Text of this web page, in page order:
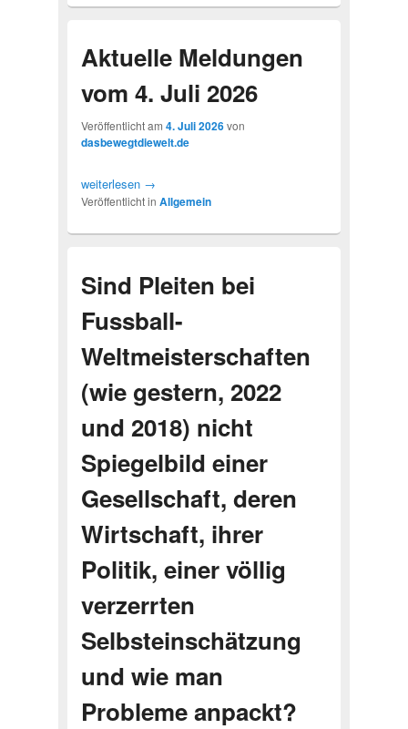
Aktuelle Meldungen
vom 4. Juli 2026
Veröffentlicht am 4. Juli 2026von
dasbewegtdiewelt.de
weiterlesen →
Veröffentlicht in Allgemein
Sind Pleiten bei
Fussball-
Weltmeisterschaften
(wie gestern, 2022
und 2018) nicht
Spiegelbild einer
Gesellschaft, deren
Wirtschaft, ihrer
Politik, einer völlig
verzerrten
Selbsteinschätzung
und wie man
Probleme anpackt?